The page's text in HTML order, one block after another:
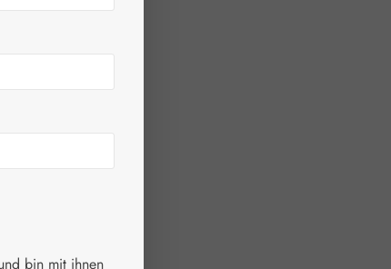
bin mit ihnen